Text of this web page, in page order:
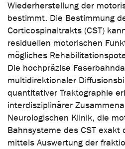
Wiederherstellung der
bestimmt. Die Bestimmung
Corticospinaltrakts (CST)
residuellen motorischen
mögliches
Die hochpräzise
multidirektionaler
quantitativer Traktographie
interdisziplinärer
Neurologischen Klinik, die
Bahnsysteme des CST exakt
mittels Auswertung der